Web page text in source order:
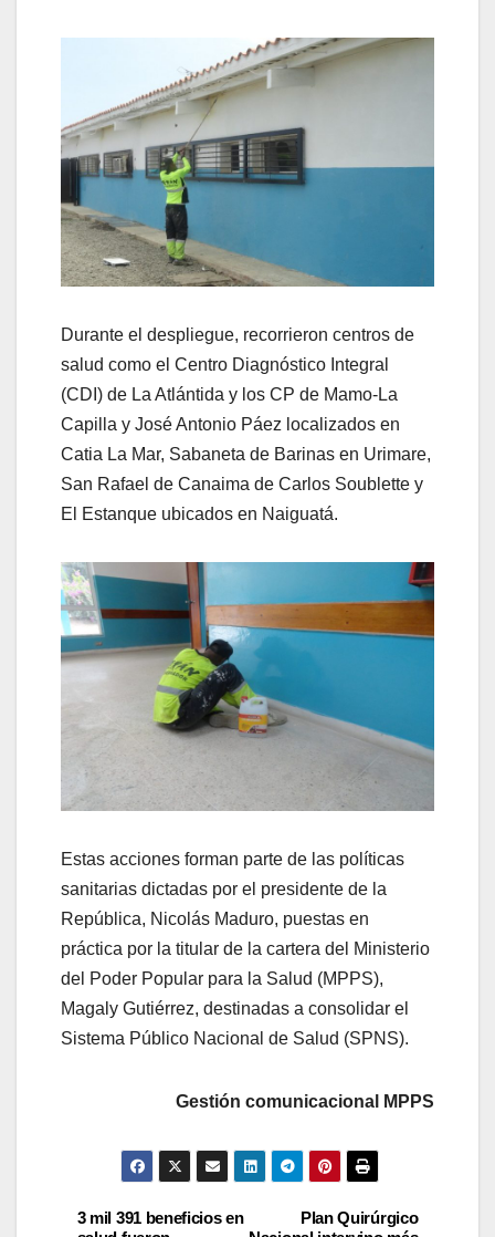
Durante el despliegue, recorrieron centros de
salud como el Centro Diagnóstico Integral
(CDI) de La Atlántida y los CP de Mamo-La
Capilla y José Antonio Páez localizados en
Catia La Mar, Sabaneta de Barinas en Urimare,
San Rafael de Canaima de Carlos Soublette y
El Estanque ubicados en Naiguatá.
Estas acciones forman parte de las políticas
sanitarias dictadas por el presidente de la
República, Nicolás Maduro, puestas en
práctica por la titular de la cartera del Ministerio
del Poder Popular para la Salud (MPPS),
Magaly Gutiérrez, destinadas a consolidar el
Sistema Público Nacional de Salud (SPNS).
Gestión comunicacional MPPS
Plan Quirúrgico
3 mil 391 beneficios en